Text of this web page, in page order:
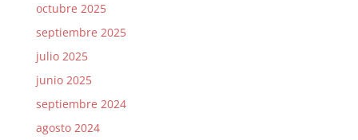
octubre 2025
septiembre 2025
julio 2025
junio 2025
septiembre 2024
agosto 2024